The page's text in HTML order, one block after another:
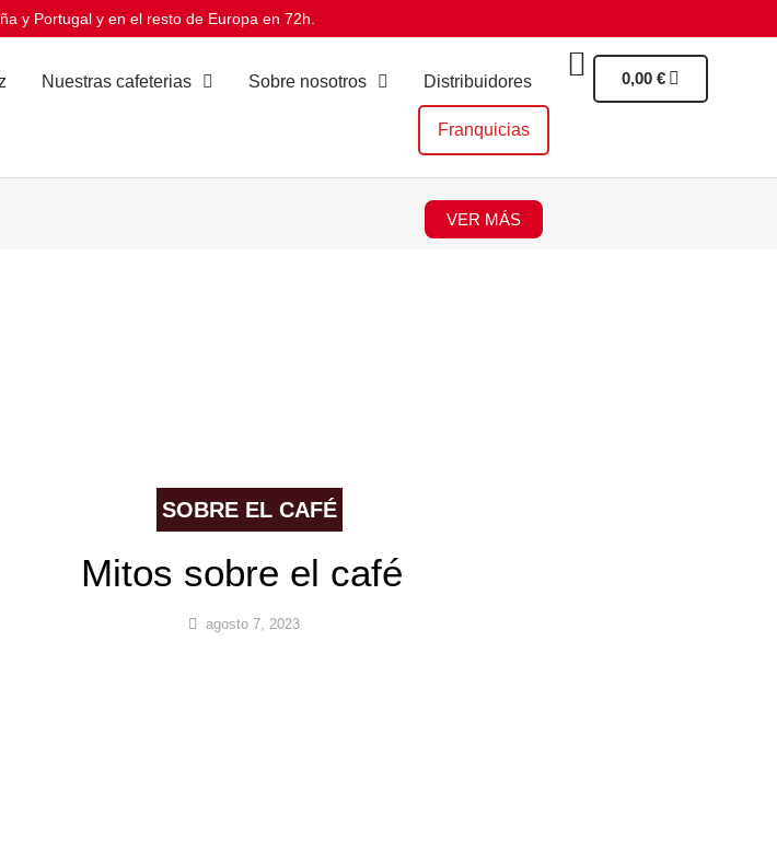
y Portugal y en el resto de Europa en 72h.
Nuestras cafeterias Sobre nosotros Distribuidores
Franquicias
0,00 €
VER MÁS
SOBRE EL CAFÉ
Mitos sobre el café
agosto 7, 2023